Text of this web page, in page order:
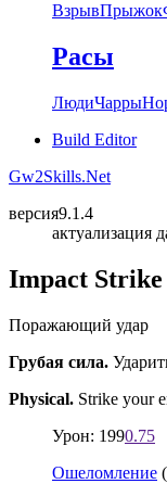
ВзрывПрыжок
Расы
ЛюдиЧарры
Build Editor
Gw2Skills.Net
версия9.1.4
актуализация
Impact Strike
Поражающий удар
Грубая сила.
Physical. Strike your
Урон: 1990.75
Ошеломление